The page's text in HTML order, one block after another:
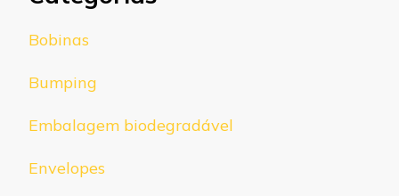
Bobinas
Bumping
Embalagem biodegradável
Envelopes